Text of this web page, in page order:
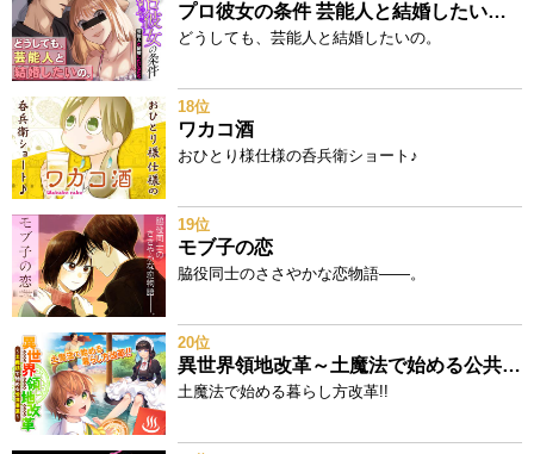
プロ彼女の条件 芸能人と結婚したい女たち
どうしても、芸能人と結婚したいの。
18位
ワカコ酒
おひとり様仕様の呑兵衛ショート♪
19位
モブ子の恋
脇役同士のささやかな恋物語――。
20位
異世界領地改革～土魔法で始める公共事業～
土魔法で始める暮らし方改革!!